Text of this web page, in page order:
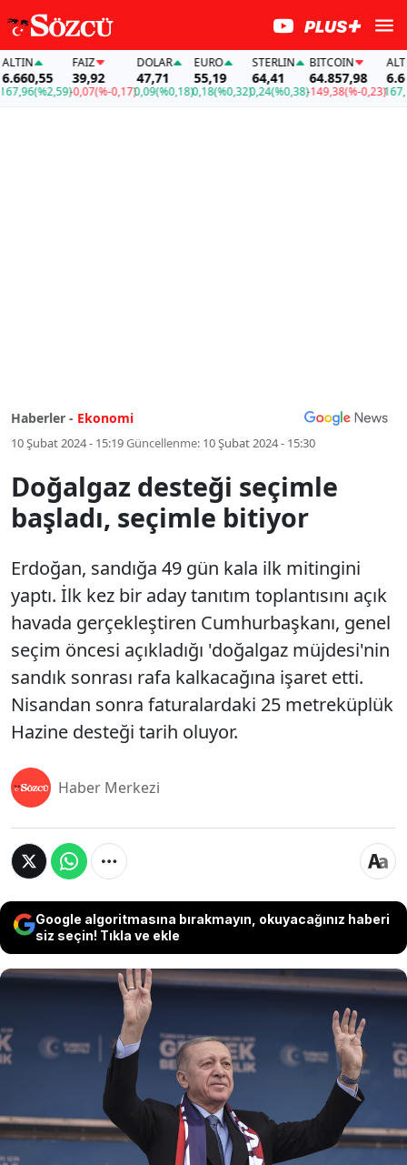
(%2,59)
FAİZ
39,92
-0,07(%-0,17)
DOLAR
47,71
0,09(%0,18)
EURO
55,19
0,18(%0,32)
STERLIN
64,41
0,24(%0,38)
BITCOIN
64.857,98
-149,38(%-0,23)
ALTIN
167,96
Haberler - Ekonomi
10 Şubat 2024 - 15:19Güncellenme: 10 Şubat 2024 - 15:30
Doğalgaz desteği seçimle
başladı, seçimle bitiyor
Erdoğan, sandığa 49 gün kala ilk mitingini
yaptı. İlk kez bir aday tanıtım toplantısını açık
havada gerçekleştiren Cumhurbaşkanı, genel
seçim öncesi açıkladığı 'doğalgaz müjdesi'nin
sandık sonrası rafa kalkacağına işaret etti.
Nisandan sonra faturalardaki 25 metreküplük
Hazine desteği tarih oluyor.
Haber Merkezi
Google algoritmasına bırakmayın, okuyacağınız haberi
siz seçin! Tıkla ve ekle
Erdoğan, sandığa 49 gün kala ilk mitingini yaptı.
İlk kez bir aday tanıtım toplantısını açık havada
gerçekleştiren Cumhurbaşkanı, genel seçim
öncesi açıkladığı 'doğalgaz müjdesi'nin sandık
sonrası rafa kalkacağına işaret etti. Nisandan
sonra faturalardaki 25 metreküplük Hazine
desteği tarih oluyor.